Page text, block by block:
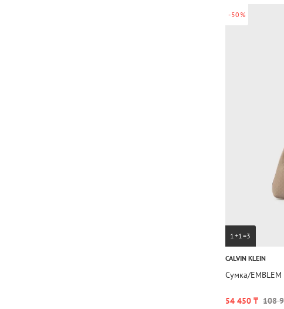
-50%
1+1=3
CALVIN KLEIN
Сумка/EMBLEM
54 450 ₸ 108